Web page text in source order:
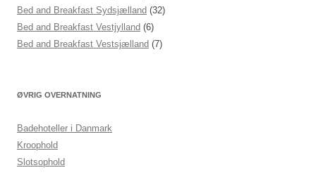
Bed and Breakfast Sydsjælland (32)
Bed and Breakfast Vestjylland (6)
Bed and Breakfast Vestsjælland (7)
ØVRIG OVERNATNING
Badehoteller i Danmark
Kroophold
Slotsophold